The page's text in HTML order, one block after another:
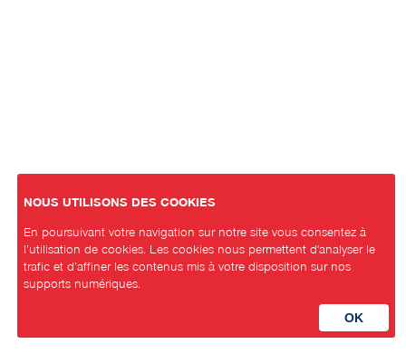
NOUS UTILISONS DES COOKIES
En poursuivant votre navigation sur notre site vous consentez à
l’utilisation de cookies. Les cookies nous permettent d'analyser le
trafic et d’affiner les contenus mis à votre disposition sur nos
supports numériques.